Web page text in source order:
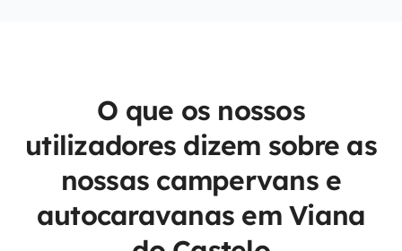
O que os nossos
utilizadores dizem sobre as
nossas campervans e
autocaravanas em Viana